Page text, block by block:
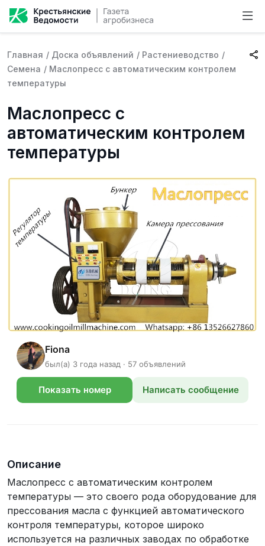
Главная / Доска объявлений / Растениеводство /
Семена / Маслопресс с автоматическим контролем
температуры
Маслопресс с
автоматическим контролем
температуры
Fiona
был(а) 3 года назад · 57 объявлений
Показать номер Написать сообщение
Описание
Маслопресс с автоматическим контролем
температуры — это своего рода оборудование для
прессования масла с функцией автоматического
контроля температуры, которое широко
используется на различных заводах по обработке